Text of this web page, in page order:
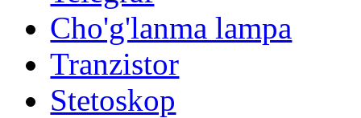
Cho'g'lanma lampa
Tranzistor
Stetoskop